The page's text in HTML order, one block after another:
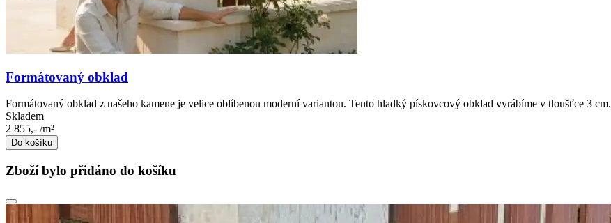
Formátovaný obklad
Formátovaný obklad z našeho kamene je velice oblíbenou moderní variantou. Tento hladký pískovcový obklad vyrábíme v tloušťce 3 cm.
Skladem
2 855,- /m²
Do košíku
Zboží bylo přidáno do košíku